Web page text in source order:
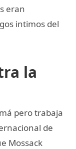
eran
intimos del
la
pero trabaja
de
Mossack